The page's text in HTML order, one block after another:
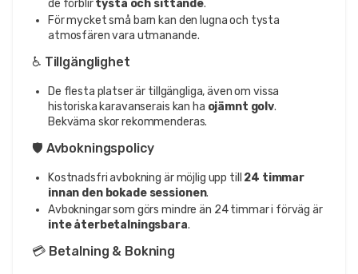
de förblirtysta och sittande.
För mycket små barn kan den lugna och tysta
atmosfären vara utmanande.
♿ Tillgänglighet
De flesta platser är tillgängliga, även om vissa
historiska karavanserais kan ha ojämnt golv.
Bekväma skor rekommenderas.
🛡️ Avbokningspolicy
Kostnadsfri avbokning är möjlig upp till 24 timmar
innan den bokade sessionen.
Avbokningar som görs mindre än 24 timmar i förväg är
inte återbetalningsbara.
💳 Betalning & Bokning